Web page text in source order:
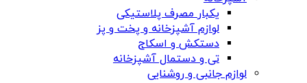
یکبار مصرف پلاستیکی
لوازم آشپزخانه و پخت و پز
دستکش و اسکاج
تی و دستمال آشپزخانه
لوازم جانبی و روشنایی